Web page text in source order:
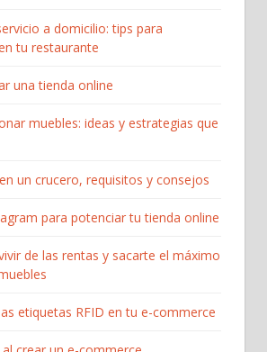
a domicilio: tips para
tu restaurante
una tienda online
muebles: ideas y estrategias que
un crucero, requisitos y consejos
para potenciar tu tienda online
de las rentas y sacarte el máximo
etiquetas RFID en tu e-commerce